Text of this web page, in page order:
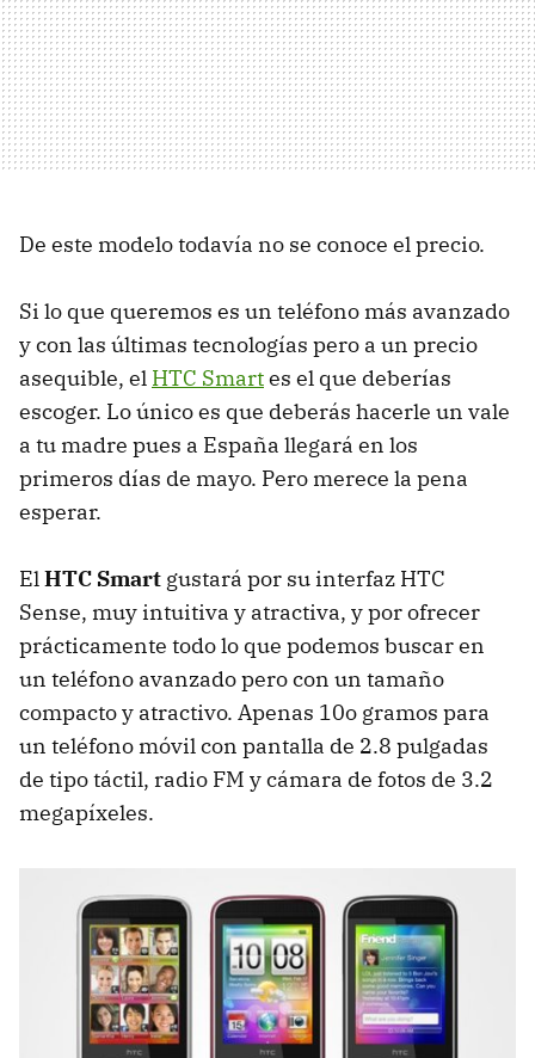
De este modelo todavía no se conoce el precio.
Si lo que queremos es un teléfono más avanzado
y con las últimas tecnologías pero a un precio
asequible, el HTC Smartes el que deberías
escoger. Lo único es que deberás hacerle un vale
a tu madre pues a España llegará en los
primeros días de mayo. Pero merece la pena
esperar.
ElHTC Smart gustará por su interfaz HTC
Sense, muy intuitiva y atractiva, y por ofrecer
prácticamente todo lo que podemos buscar en
un teléfono avanzado pero con un tamaño
compacto y atractivo. Apenas 10o gramos para
un teléfono móvil con pantalla de 2.8 pulgadas
de tipo táctil, radio FM y cámara de fotos de 3.2
megapíxeles.